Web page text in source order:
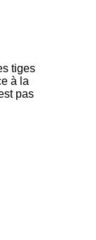
tiges
à la
pas